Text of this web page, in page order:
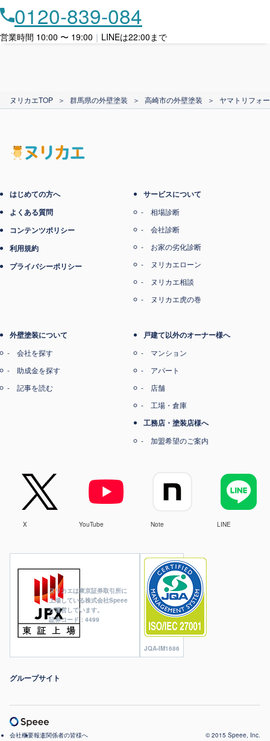
ローン利用
カード支払い
0120-839-084
営業時間 10:00 〜 19:00 ｜ LINEは22:00まで
ヌリカエTOP ＞ 群馬県の外壁塗装 ＞ 高崎市の外壁塗装 ＞ ヤマトリフォ
ヌリカエは東京証券取引所に
上場している株式会社Speee
が運営しています。
証券コード：4499
JQA-IM1686
はじめての方へ
よくある質問
コンテンツポリシー
利用規約
プライバシーポリシー
サービスについて
相場診断
会社診断
お家の劣化診断
ヌリカエローン
ヌリカエ相談
ヌリカエ虎の巻
外壁塗装について
会社を探す
助成金を探す
記事を読む
戸建て以外のオーナー様へ
マンション
アパート
店舗
工場・倉庫
工務店・塗装店様へ
加盟希望のご案内
X YouTube Note LINE
グループサイト
会社概要報道関係者の皆様へ © 2015 Speee, Inc.